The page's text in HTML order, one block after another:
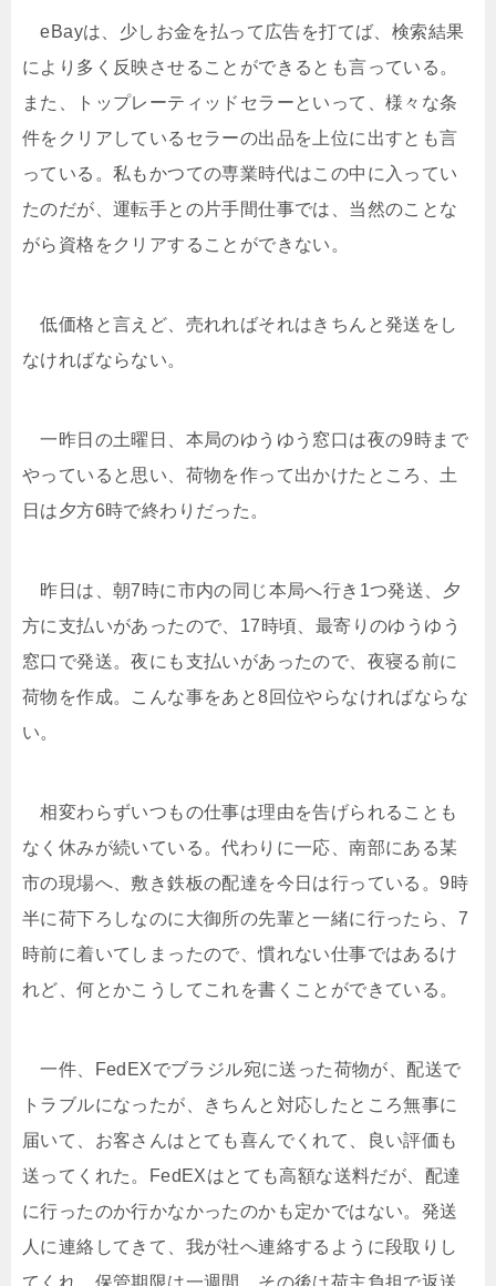
eBayは、少しお金を払って広告を打てば、検索結果
により多く反映させることができるとも言っている。
また、トップレーティッドセラーといって、様々な条
件をクリアしているセラーの出品を上位に出すとも言
っている。私もかつての専業時代はこの中に入ってい
たのだが、運転手との片手間仕事では、当然のことな
がら資格をクリアすることができない。
低価格と言えど、売れればそれはきちんと発送をし
なければならない。
一昨日の土曜日、本局のゆうゆう窓口は夜の9時まで
やっていると思い、荷物を作って出かけたところ、土
日は夕方6時で終わりだった。
昨日は、朝7時に市内の同じ本局へ行き1つ発送、夕
方に支払いがあったので、17時頃、最寄りのゆうゆう
窓口で発送。夜にも支払いがあったので、夜寝る前に
荷物を作成。こんな事をあと8回位やらなければならな
い。
相変わらずいつもの仕事は理由を告げられることも
なく休みが続いている。代わりに一応、南部にある某
市の現場へ、敷き鉄板の配達を今日は行っている。9時
半に荷下ろしなのに大御所の先輩と一緒に行ったら、7
時前に着いてしまったので、慣れない仕事ではあるけ
れど、何とかこうしてこれを書くことができている。
一件、FedEXでブラジル宛に送った荷物が、配送で
トラブルになったが、きちんと対応したところ無事に
届いて、お客さんはとても喜んでくれて、良い評価も
送ってくれた。FedEXはとても高額な送料だが、配達
に行ったのか行かなかったのかも定かではない。発送
人に連絡してきて、我が社へ連絡するように段取りし
てくれ、保管期限は一週間。その後は荷主負担で返送